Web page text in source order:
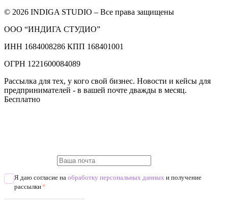
© 2026 INDIGA STUDIO – Все права защищены
ООО “ИНДИГА СТУДИО”
ИНН 1684008286 КПП 168401001
ОГРН 1221600084089
Рассылка для тех, у кого свой бизнес. Новости и кейсы для
предпринимателей - в вашей почте дважды в месяц.
Бесплатно
Я даю согласие на обработку персональных данных и получение
рассылки*